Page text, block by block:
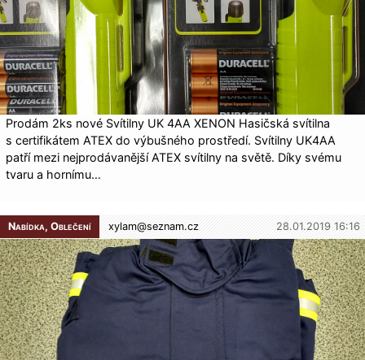
Prodám 2ks nové Svítilny UK 4AA XENON Hasičská svítilna
s certifikátem ATEX do výbušného prostředí. Svítilny UK4AA
patří mezi nejprodávanější ATEX svítilny na světě. Díky svému
tvaru a hornímu…
Nabídka, Oblečení xylam@seznam.cz 28.01.2019 16:16